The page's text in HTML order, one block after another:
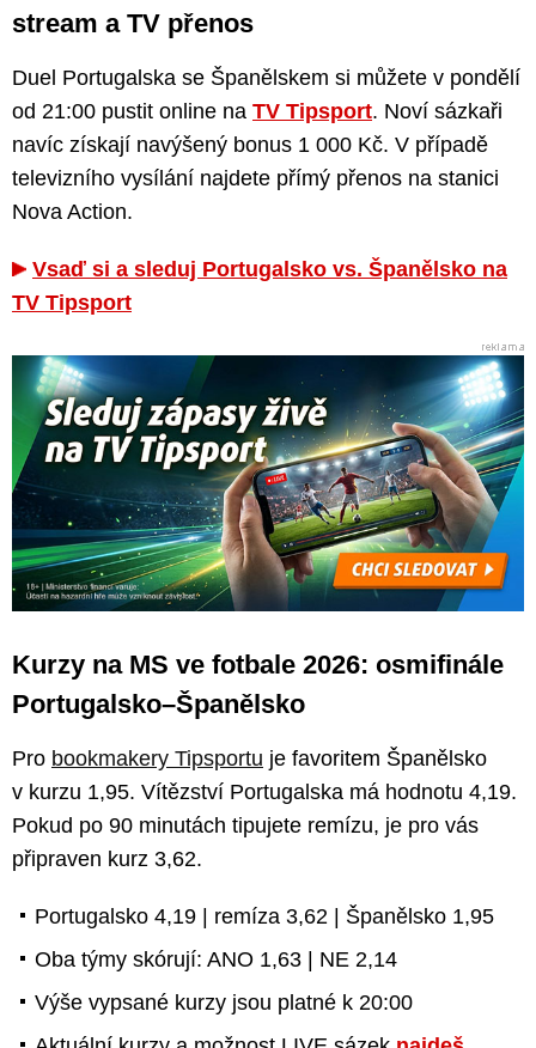
stream a TV přenos
Duel Portugalska se Španělskem si můžete v pondělí
od 21:00 pustit online na TV Tipsport. Noví sázkaři
navíc získají navýšený bonus 1 000 Kč. V případě
televizního vysílání najdete přímý přenos na stanici
Nova Action.
Vsaď si a sleduj Portugalsko vs. Španělsko na
TV Tipsport
Kurzy na MS ve fotbale 2026: osmifinále
Portugalsko–Španělsko
Pro bookmakery Tipsportu je favoritem Španělsko
v kurzu 1,95. Vítězství Portugalska má hodnotu 4,19.
Pokud po 90 minutách tipujete remízu, je pro vás
připraven kurz 3,62.
Portugalsko 4,19 | remíza 3,62 | Španělsko 1,95
Oba týmy skórují: ANO 1,63 | NE 2,14
Výše vypsané kurzy jsou platné k 20:00